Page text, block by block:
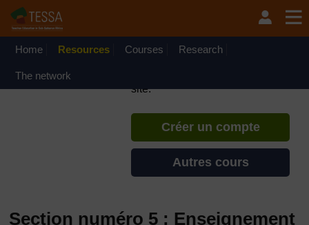
Home Resources Courses Research
The network
TESSA - République du
Si vous créez un compte, vous
site.
Créer un compte
Autres cours
Section numéro 5 : Enseignement